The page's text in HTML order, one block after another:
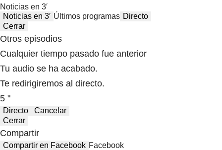
Noticias en 3′
Noticias en 3′ Últimos programas Directo
Cerrar
Otros episodios
Cualquier tiempo pasado fue anterior
Tu audio se ha acabado.
Te redirigiremos al directo.
5 "
Directo
Cancelar
Cerrar
Compartir
Compartir en Facebook Facebook